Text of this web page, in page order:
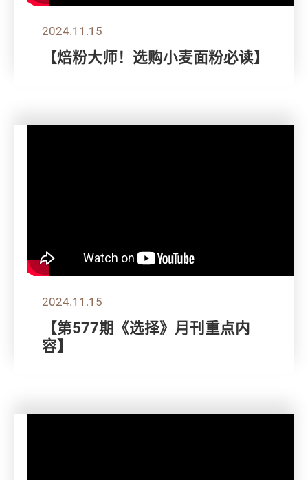
2024.11.15
【焙粉大师！选购小麦面粉必读】
2024.11.15
【第577期《选择》月刊重点内
容】